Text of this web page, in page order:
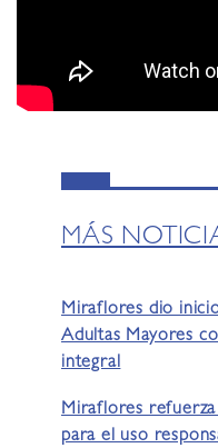
MÁS
Miraflores dio
Adultas Mayores
integral
Miraflores refuerza
para el uso